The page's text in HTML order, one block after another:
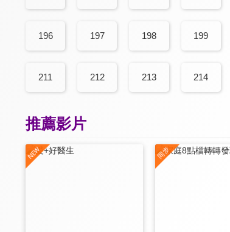
196 197 198 199
211 212 213 214
推薦影片